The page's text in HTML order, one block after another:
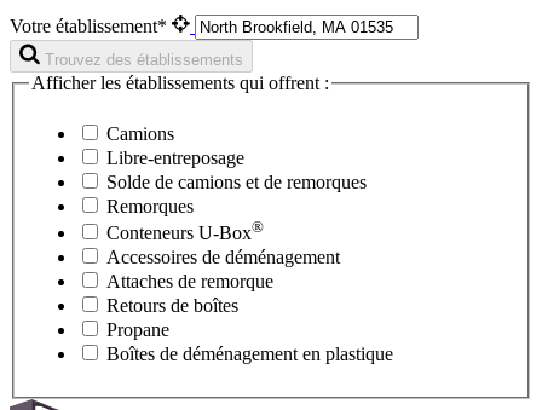
Votre établissement*
Trouvez des établissements
Afficher les établissements qui offrent :
Camions
Libre-entreposage
Solde de camions et de remorques
Remorques
Conteneurs U-Box®
Accessoires de déménagement
Attaches de remorque
Retours de boîtes
Propane
Boîtes de déménagement en plastique